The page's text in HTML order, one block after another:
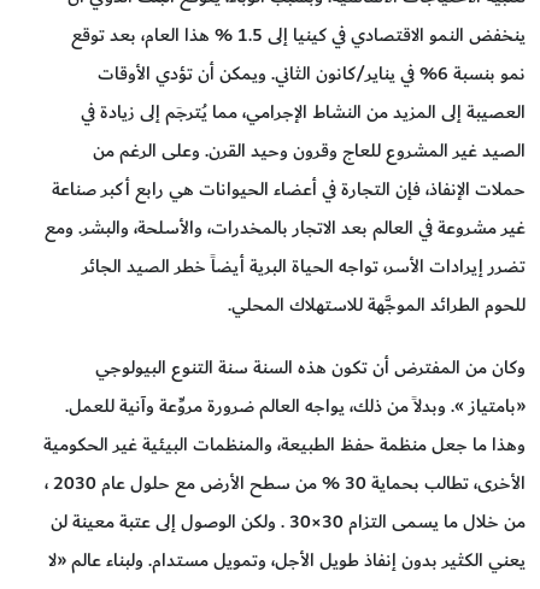
ينخفض النمو الاقتصادي في كينيا إلى 1.5 % هذا العام، بعد توقع
نمو بنسبة 6% في يناير/كانون الثاني. ويمكن أن تؤدي الأوقات
العصيبة إلى المزيد من النشاط الإجرامي، مما يُترجَم إلى زيادة في
الصيد غير المشروع للعاج وقرون وحيد القرن. وعلى الرغم من
حملات الإنفاذ، فإن التجارة في أعضاء الحيوانات هي رابع أكبر صناعة
غير مشروعة في العالم بعد الاتجار بالمخدرات، والأسلحة، والبشر. ومع
تضرر إيرادات الأسر، تواجه الحياة البرية أيضاً خطر الصيد الجائر
للحوم الطرائد الموجَّهة للاستهلاك المحلي.
وكان من المفترض أن تكون هذه السنة سنة التنوع البيولوجي
«بامتياز ». وبدلاً من ذلك، يواجه العالم ضرورة مروِّعة وآنية للعمل.
وهذا ما جعل منظمة حفظ الطبيعة، والمنظمات البيئية غير الحكومية
الأخرى، تطالب بحماية 30 % من سطح الأرض مع حلول عام 2030 ،
من خلال ما يسمى التزام 30×30 . ولكن الوصول إلى عتبة معينة لن
يعني الكثير بدون إنفاذ طويل الأجل، وتمويل مستدام. ولبناء عالم «لا